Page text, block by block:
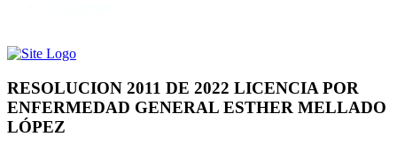
RESOLUCION 2011 DE 2022 LICENCIA POR
ENFERMEDAD GENERAL ESTHER MELLADO
LÓPEZ